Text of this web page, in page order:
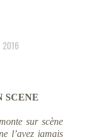
SCENE
sur scène
l’avez jamais